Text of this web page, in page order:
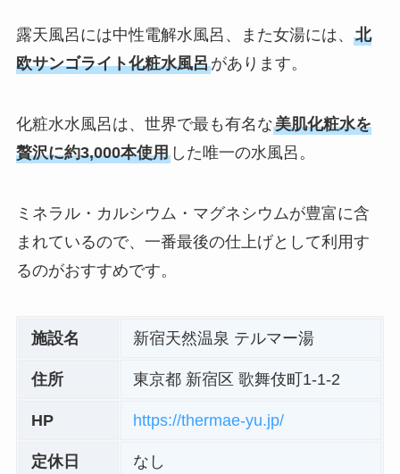
露天風呂には中性電解水風呂、また女湯には、 北
欧サンゴライト化粧水風呂があります。
化粧水水風呂は、世界で最も有名な美肌化粧水を
贅沢に約3,000本使用した唯一の水風呂。
ミネラル・カルシウム・マグネシウムが豊富に含
まれているので、一番最後の仕上げとして利用す
るのがおすすめです。
施設名 新宿天然温泉 テルマー湯
住所 東京都 新宿区 歌舞伎町1-1-2
HP https://thermae-yu.jp/
定休日 なし